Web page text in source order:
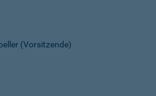
(Vorsitzende)